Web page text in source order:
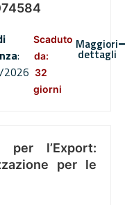
:
Scaduto
da:
32
giorni
Maggiori
dettagli
per l’Export:
per le